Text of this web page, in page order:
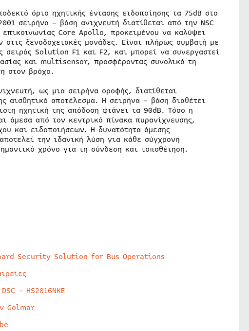
όριο ηχητικής έντασης ειδοποίησης τα 75dB στο
σειρήνα – βάση ανιχνευτή διατίθεται από την ΝSC
Core Apollo, προκειμένου να καλύψει
ξενοδοχειακές μονάδες. Είναι πλήρως συμβατή με
σειράς Solution F1 και F2, και μπορεί να συνεργαστεί
και multisensor, προσφέροντας συνολικά τη
στον βρόχο.
ως μια σειρήνα οροφής, διατίθεται
αισθητικό αποτέλεσμα. Η σειρήνα – βάση διαθέτει
ηχητική της απόδοση φτάνει τα 90dB. Tόσο η
άμεσα από τον κεντρικό πίνακα πυρανίχνευσης,
και ειδοποιήσεων. Η δυνατότητα άμεσης
την ιδανική λύση για κάθε σύγχρονη
χρόνο για τη σύνδεση και τοποθέτηση.
Security Solution for Bus Operations
– HS2016NKE
Golmar